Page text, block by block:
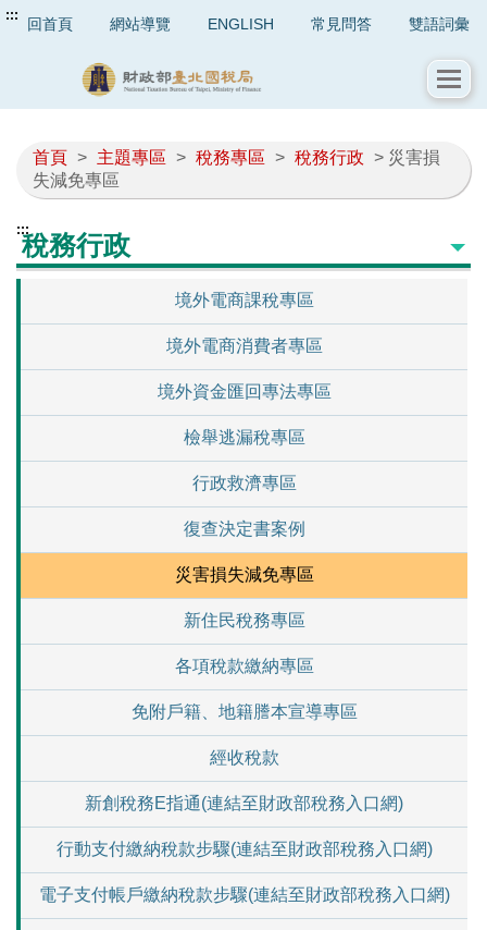
::: 回首頁 網站導覽 ENGLISH 常見問答 雙語詞彙
首頁 > 主題專區 > 稅務專區 > 稅務行政 > 災害損
失減免專區
:::稅務行政
境外電商課稅專區
境外電商消費者專區
境外資金匯回專法專區
檢舉逃漏稅專區
行政救濟專區
復查決定書案例
災害損失減免專區
新住民稅務專區
各項稅款繳納專區
免附戶籍、地籍謄本宣導專區
經收稅款
新創稅務E指通(連結至財政部稅務入口網)
行動支付繳納稅款步驟(連結至財政部稅務入口網)
電子支付帳戶繳納稅款步驟(連結至財政部稅務入口網)